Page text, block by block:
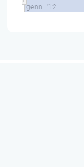
genn. '12